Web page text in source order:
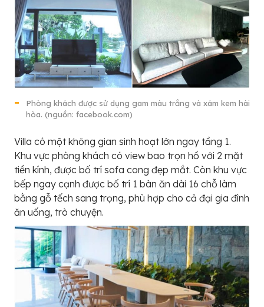
Phòng khách được sử dụng gam màu trắng và xám kem hài
hòa. (nguồn: facebook.com)
Villa có một không gian sinh hoạt lớn ngay tầng 1.
Khu vực phòng khách có view bao trọn hồ với 2 mặt
tiền kính, được bố trí sofa cong đẹp mắt. Còn khu vực
bếp ngay cạnh được bố trí 1 bàn ăn dài 16 chỗ làm
bằng gỗ tếch sang trọng, phù hợp cho cả đại gia đình
ăn uống, trò chuyện.